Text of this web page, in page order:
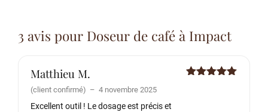
3 avis pour Doseur de café à Impact
Matthieu M.
(client confirmé) – 4 novembre 2025
Excellent outil ! Le dosage est précis et